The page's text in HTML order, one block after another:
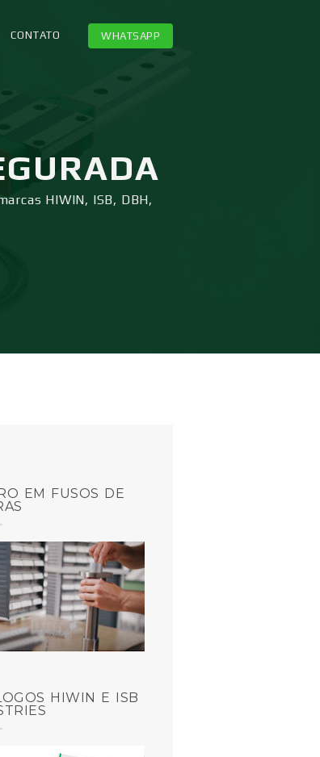
CONTATO WHATSAPP
HIWIN, ISB, DBH,
EM FUSOS DE
HIWIN E ISB